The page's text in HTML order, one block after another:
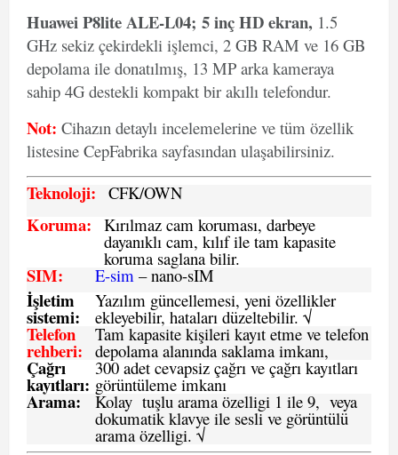
Huawei P8lite ALE-L04; 5 inç HD ekran, 1.5
GHz sekiz çekirdekli işlemci, 2 GB RAM ve 16 GB
depolama ile donatılmış, 13 MP arka kameraya
sahip 4G destekli kompakt bir akıllı telefondur.
Not: Cihazın detaylı incelemelerine ve tüm özellik
listesine CepFabrika sayfasından ulaşabilirsiniz.
Teknoloji: CFK/OWN
Koruma: Kırılmaz cam koruması, darbeye
dayanıklı cam, kılıf ile tam kapasite
koruma saglana bilir.
SIM: E-sim – nano-sIM
İşletim
sistemi:
Yazılım güncellemesi, yeni özellikler
ekleyebilir, hataları düzeltebilir. √
Telefon
rehberi:
Tam kapasite kişileri kayıt etme ve telefon
depolama alanında saklama imkanı,
Çağrı
kayıtları:
300 adet cevapsiz çağrı ve çağrı kayıtları
görüntüleme imkanı
Arama: Kolay tuşlu arama özelligi 1 ile 9, veya
dokumatik klavye ile sesli ve görüntülü
arama özelligi. √